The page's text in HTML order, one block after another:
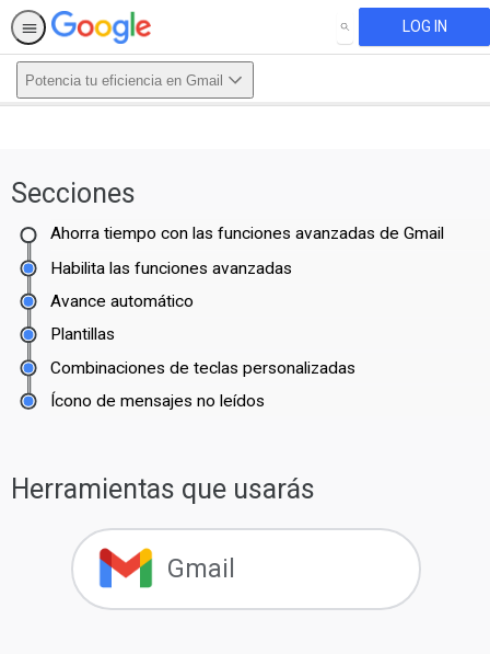
SEARCH LOG IN
Potencia tu eficiencia en Gmail
English.
Secciones
Ahorra tiempo con las funciones avanzadas de Gmail
Habilita las funciones avanzadas
Avance automático
Plantillas
Combinaciones de teclas personalizadas
Ícono de mensajes no leídos
Herramientas que usarás
Gmail